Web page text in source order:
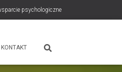
psychologiczne
KONTAKT